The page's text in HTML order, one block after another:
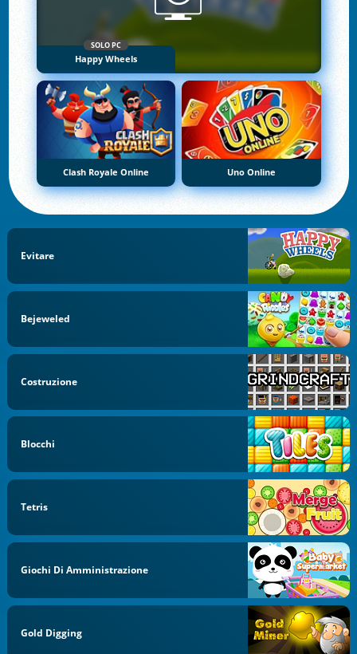
SOLO PC
Happy Wheels
Clash Royale Online Uno Online
Evitare
Bejeweled
Costruzione
Blocchi
Tetris
Giochi Di Amministrazione
Gold Digging